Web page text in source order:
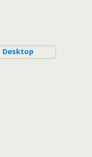
Desktop